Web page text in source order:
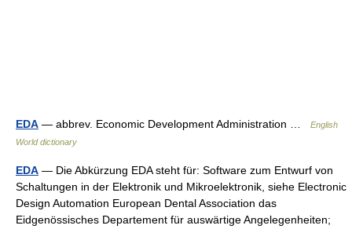
EDA — abbrev. Economic Development Administration …
English
World dictionary
EDA — Die Abkürzung EDA steht für: Software zum Entwurf von
Schaltungen in der Elektronik und Mikroelektronik, siehe Electronic
Design Automation European Dental Association das
Eidgenössisches Departement für auswärtige Angelegenheiten;